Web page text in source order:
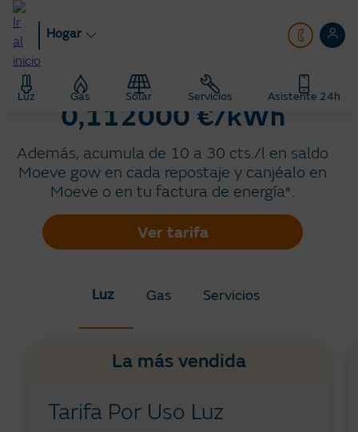
Pasar
contenido
principal
Hogar
Luz Gas Solar Servicios Asistente 24h
Tu precio de luz fijo a
0,112000 €/kWh
Además, acumula de 10 a 30 cts./l en saldo
Moeve gow en cada repostaje y canjéalo en
Moeve o en tu factura de energía*.
Ver tarifa
Luz Gas Servicios
La más vendida
Tarifa Por Uso Luz